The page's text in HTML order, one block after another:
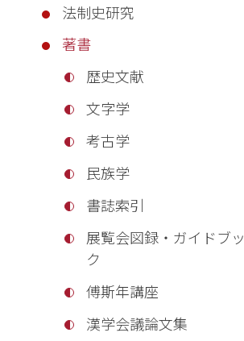
法制史研究
著書
歴史文献
文字学
考古学
民族学
書誌索引
展覧会図録・ガイドブッ
ク
傅斯年講座
漢学会議論文集